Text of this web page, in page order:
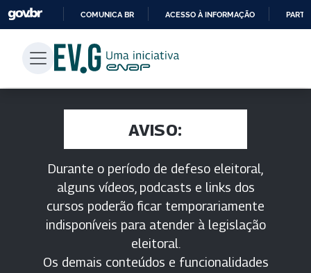
PARA
CONTEÚDO
COMUNICA BR ACESSO À INFORMAÇÃO
AVISO:
Durante o período de defeso eleitoral,
alguns vídeos, podcasts e links dos
cursos poderão ficar temporariamente
indisponíveis para atender à legislação
eleitoral.
Os demais conteúdos e funcionalidades